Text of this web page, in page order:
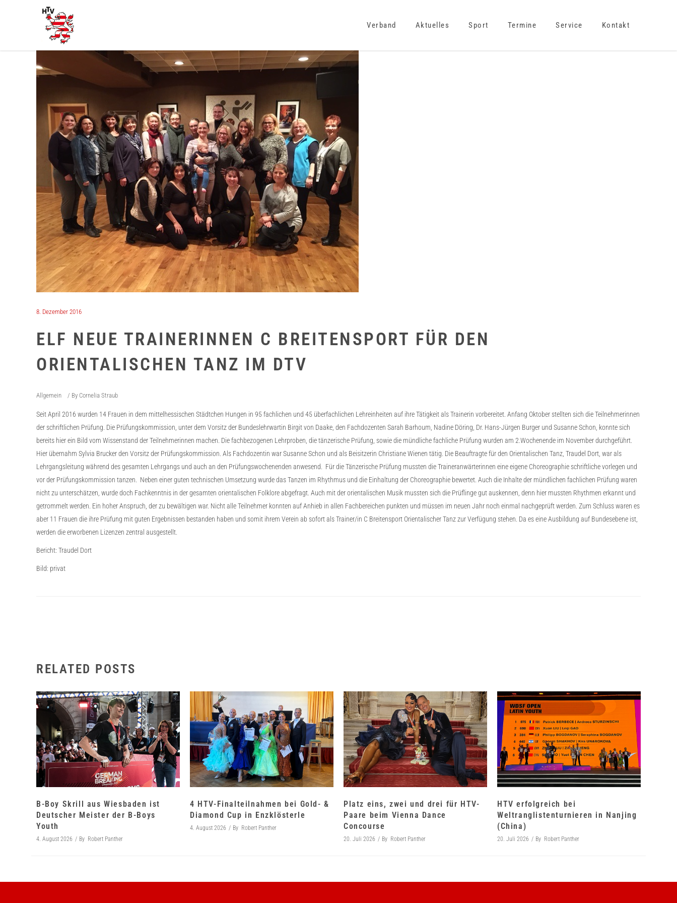
Verband Aktuelles Sport Termine Service Kontakt
8. Dezember 2016
ELF NEUE TRAINERINNEN C BREITENSPORT FÜR DEN
ORIENTALISCHEN TANZ IM DTV
Allgemein By Cornelia Straub
Seit April 2016 wurden 14 Frauen in dem mittelhessischen Städtchen Hungen in 95 fachlichen und 45 überfachlichen Lehreinheiten auf ihre Tätigkeit als Trainerin vorbereitet. Anfang Oktober stellten sich die Teilnehmerinnen
der schriftlichen Prüfung. Die Prüfungskommission, unter dem Vorsitz der Bundeslehrwartin Birgit von Daake, den Fachdozenten Sarah Barhoum, Nadine Döring, Dr. Hans-Jürgen Burger und Susanne Schon, konnte sich
bereits hier ein Bild vom Wissenstand der Teilnehmerinnen machen. Die fachbezogenen Lehrproben, die tänzerische Prüfung, sowie die mündliche fachliche Prüfung wurden am 2.Wochenende im November durchgeführt.
Hier übernahm Sylvia Brucker den Vorsitz der Prüfungskommission. Als Fachdozentin war Susanne Schon und als Beisitzerin Christiane Wienen tätig. Die Beauftragte für den Orientalischen Tanz, Traudel Dort, war als
Lehrgangsleitung während des gesamten Lehrgangs und auch an den Prüfungswochenenden anwesend. Für die Tänzerische Prüfung mussten die Traineranwärterinnen eine eigene Choreographie schriftliche vorlegen und
vor der Prüfungskommission tanzen. Neben einer guten technischen Umsetzung wurde das Tanzen im Rhythmus und die Einhaltung der Choreographie bewertet. Auch die Inhalte der mündlichen fachlichen Prüfung waren
nicht zu unterschätzen, wurde doch Fachkenntnis in der gesamten orientalischen Folklore abgefragt. Auch mit der orientalischen Musik mussten sich die Prüflinge gut auskennen, denn hier mussten Rhythmen erkannt und
getrommelt werden. Ein hoher Anspruch, der zu bewältigen war. Nicht alle Teilnehmer konnten auf Anhieb in allen Fachbereichen punkten und müssen im neuen Jahr noch einmal nachgeprüft werden. Zum Schluss waren es
aber 11 Frauen die ihre Prüfung mit guten Ergebnissen bestanden haben und somit ihrem Verein ab sofort als Trainer/in C Breitensport Orientalischer Tanz zur Verfügung stehen. Da es eine Ausbildung auf Bundesebene ist,
werden die erworbenen Lizenzen zentral ausgestellt.
Bericht: Traudel Dort
Bild: privat
RELATED POSTS
B-Boy Skrill aus Wiesbaden ist
Deutscher Meister der B-Boys
Youth
4. August 2026 By Robert Panther
4 HTV-Finalteilnahmen bei Gold- &
Diamond Cup in Enzklösterle
4. August 2026 By Robert Panther
Platz eins, zwei und drei für HTV-
Paare beim Vienna Dance
Concourse
20. Juli 2026 By Robert Panther
HTV erfolgreich bei
Weltranglistenturnieren in Nanjing
(China)
20. Juli 2026 By Robert Panther